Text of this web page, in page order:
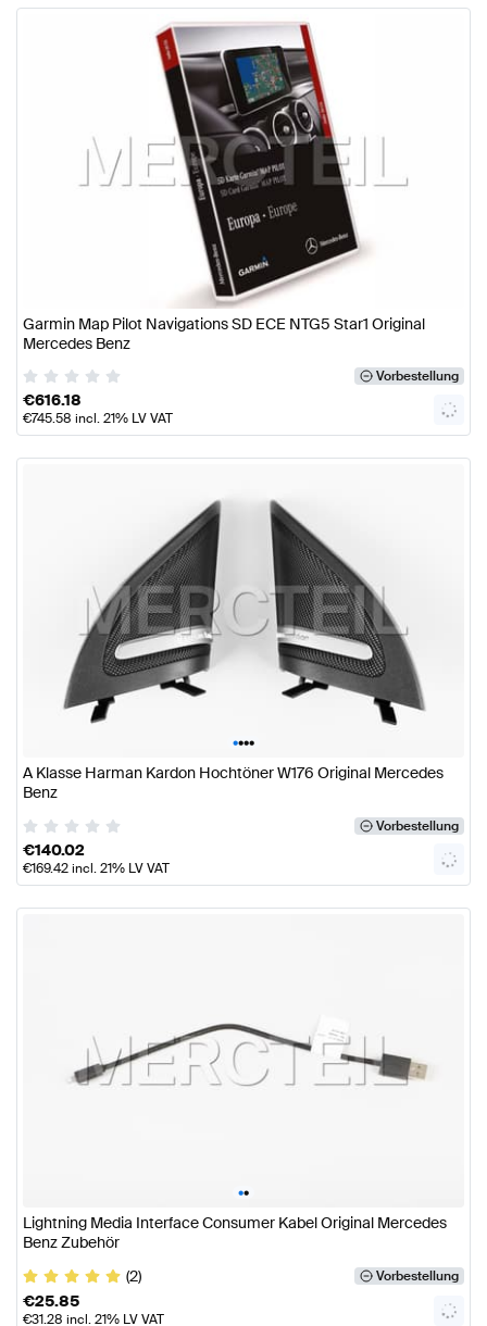
Garmin Map Pilot Navigations SD ECE NTG5 Star1 Original
Mercedes Benz
Vorbestellung
€616.18
€745.58 incl. 21% LV VAT
••••
A Klasse Harman Kardon Hochtöner W176 Original Mercedes
Benz
Vorbestellung
€140.02
€169.42incl. 21% LV VAT
••
Lightning Media Interface Consumer Kabel Original Mercedes
Benz Zubehör
(2)
Vorbestellung
€25.85
€31.28 incl. 21% LV VAT